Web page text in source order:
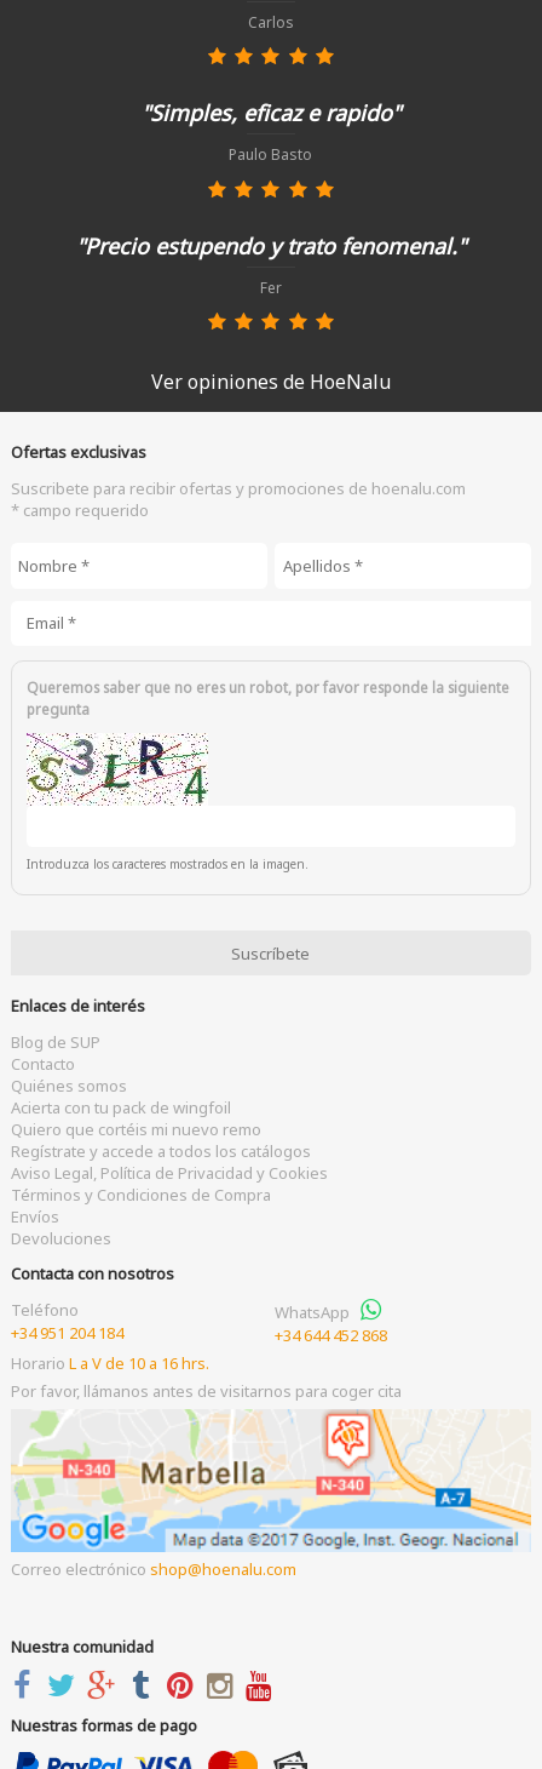
Carlos
"Simples, eficaz e rapido"
Paulo Basto
"Precio estupendo y trato fenomenal."
Fer
Ver opiniones de HoeNalu
Ofertas exclusivas
Suscribete para recibir ofertas y promociones de hoenalu.com
* campo requerido
*
Queremos saber que no eres un robot, por favor responde la siguiente
pregunta
Introduzca los caracteres mostrados en la imagen.
Enlaces de interés
Blog de SUP
Contacto
Quiénes somos
Acierta con tu pack de wingfoil
Quiero que cortéis mi nuevo remo
Regístrate y accede a todos los catálogos
Aviso Legal, Política de Privacidad y Cookies
Términos y Condiciones de Compra
Envíos
Devoluciones
Contacta con nosotros
Teléfono
+34 951 204 184
WhatsApp
+34 644 452 868
Horario L a V de 10 a 16 hrs.
Por favor, llámanos antes de visitarnos para coger cita
Correo electrónico shop hoenalu.com
Nuestra comunidad
Nuestras formas de pago